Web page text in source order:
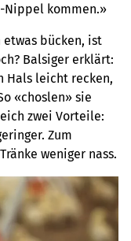
Nippel kommen.»
etwas bücken, ist
Balsiger erklärt:
Hals leicht recken,
«choslen» sie
zwei Vorteile:
Zum
weniger nass.